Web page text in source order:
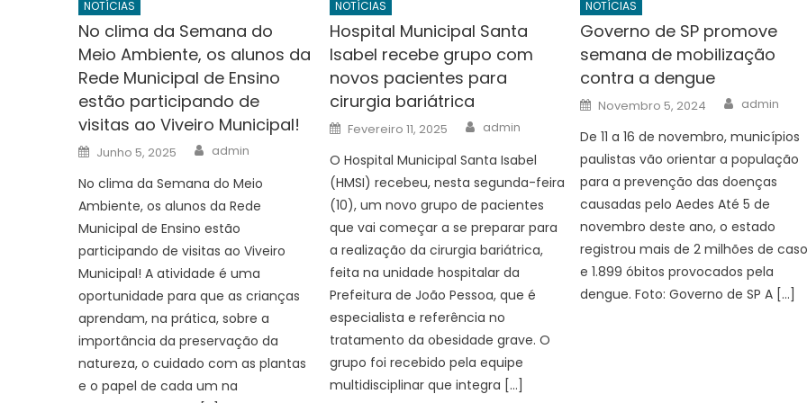
NOTÍCIAS
No clima da Semana do
Meio Ambiente, os alunos da
Rede Municipal de Ensino
estão participando de
visitas ao Viveiro Municipal!
Posted
on
Junho 5, 2025 Author
admin
No clima da Semana do Meio
Ambiente, os alunos da Rede
Municipal de Ensino estão
participando de visitas ao Viveiro
Municipal! A atividade é uma
oportunidade para que as crianças
aprendam, na prática, sobre a
importância da preservação da
natureza, o cuidado com as plantas
e o papel de cada um na
NOTÍCIAS
Hospital Municipal Santa
Isabel recebe grupo com
novos pacientes para
cirurgia bariátrica
Posted
on
Fevereiro 11, 2025 Author
admin
O Hospital Municipal Santa Isabel
(HMSI) recebeu, nesta segunda-feira
(10), um novo grupo de pacientes
que vai começar a se preparar para
a realização da cirurgia bariátrica,
feita na unidade hospitalar da
Prefeitura de João Pessoa, que é
especialista e referência no
tratamento da obesidade grave. O
grupo foi recebido pela equipe
multidisciplinar que integra […]
NOTÍCIAS
Governo de SP promove
semana de mobilização
contra a dengue
Posted
on
Novembro 5, 2024 Author
admin
De 11 a 16 de novembro, municípios
paulistas vão orientar a população
para a prevenção das doenças
causadas pelo Aedes Até 5 de
novembro deste ano, o estado
registrou mais de 2 milhões de
e 1.899 óbitos provocados pela
dengue. Foto: Governo de SP A […]